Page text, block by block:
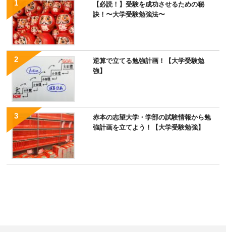
【必読！】受験を成功させるための秘
訣！〜大学受験勉強法〜
逆算で立てる勉強計画！【大学受験勉
強】
赤本の志望大学・学部の試験情報から勉
強計画を立てよう！【大学受験勉強】